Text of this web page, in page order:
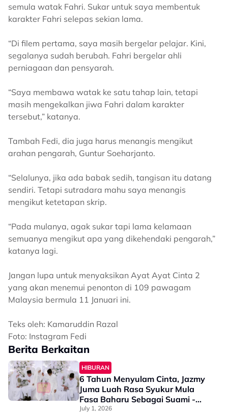
semula watak Fahri. Sukar untuk saya membentuk
karakter Fahri selepas sekian lama.
“Di filem pertama, saya masih bergelar pelajar. Kini,
segalanya sudah berubah. Fahri bergelar ahli
perniagaan dan pensyarah.
“Saya membawa watak ke satu tahap lain, tetapi
masih mengekalkan jiwa Fahri dalam karakter
tersebut,” katanya.
Tambah Fedi, dia juga harus menangis mengikut
arahan pengarah, Guntur Soeharjanto.
“Selalunya, jika ada babak sedih, tangisan itu datang
sendiri. Tetapi sutradara mahu saya menangis
mengikut ketetapan skrip.
“Pada mulanya, agak sukar tapi lama kelamaan
semuanya mengikut apa yang dikehendaki pengarah,”
katanya lagi.
Jangan lupa untuk menyaksikan Ayat Ayat Cinta 2
yang akan menemui penonton di 109 pawagam
Malaysia bermula 11 Januari ini.
Teks oleh: Kamaruddin Razal
Foto: Instagram Fedi
Berita Berkaitan
HIBURAN
6 Tahun Menyulam Cinta, Jazmy
Juma Luah Rasa Syukur Mula
Fasa Baharu Sebagai Suami -
“Terima Kasih Kerana…”
July 1, 2026